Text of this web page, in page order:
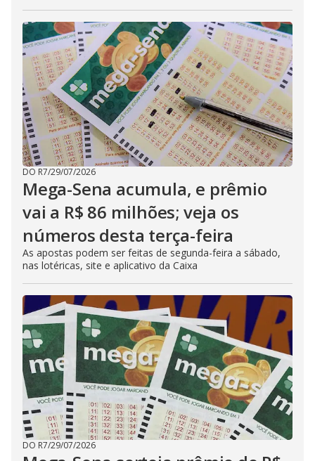
DO R7/29/07/2026
Mega-Sena acumula, e prêmio
vai a R$ 86 milhões; veja os
números desta terça-feira
As apostas podem ser feitas de segunda-feira a sábado,
nas lotéricas, site e aplicativo da Caixa
DO R7/29/07/2026